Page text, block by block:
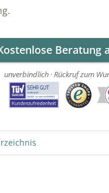
Beratung
unverbindlich · Rückruf zum